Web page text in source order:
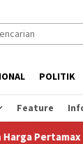
POLITIK
Feature
di